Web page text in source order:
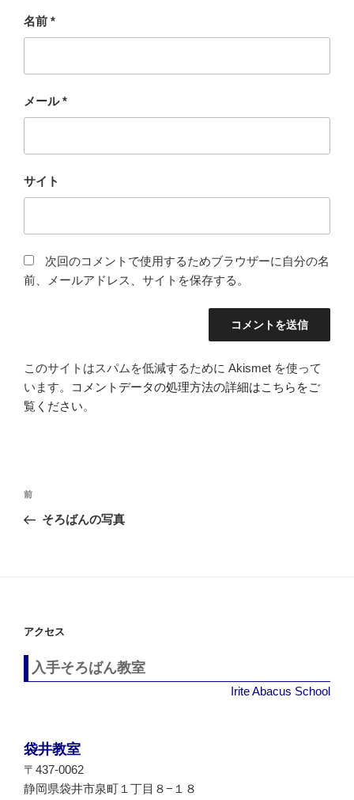
名前 *
メール*
サイト
次回のコメントで使用するためブラウザーに自分の名
前、メールアドレス、サイトを保存する。
このサイトはスパムを低減するために Akismet を使って
います。
コメントデータの処理方法の詳細はこちらをご
覧ください。
投
ナ
ョ
ン
過
去
前
そろばんの写真
アクセス
入手そろばん教室
Irite Abacus School
袋井教室
〒437-0062
静岡県袋井市泉町１丁目８−１８